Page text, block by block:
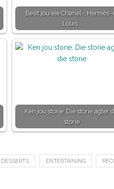
Besit jou eie Chanel-, Hermès-
Louis…
Ken jou storie: Die storie agter
storie
DESSERTS ENTERTAINING